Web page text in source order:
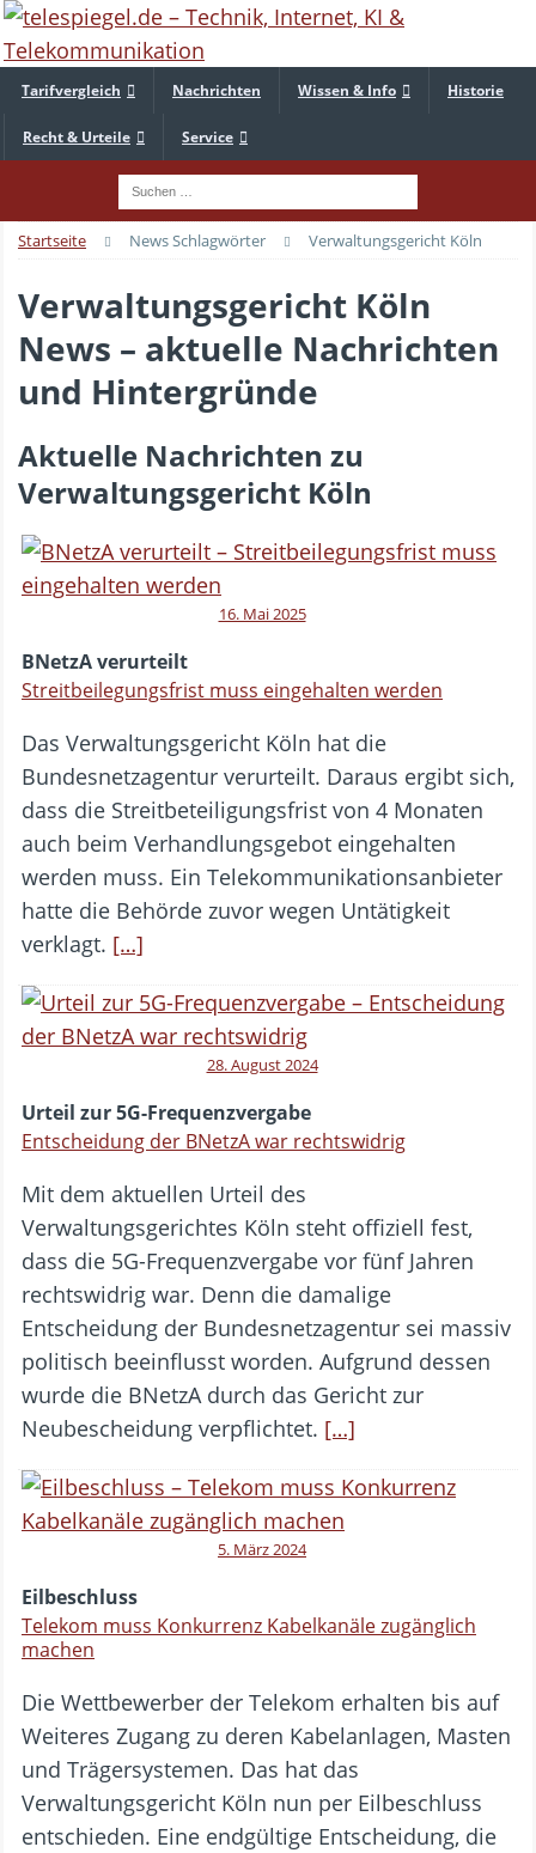
Tarifvergleich Nachrichten Wissen & Info Historie
Recht & Urteile Service
Startseite News Schlagwörter Verwaltungsgericht Köln
Verwaltungsgericht Köln
News – aktuelle Nachrichten
und Hintergründe
Aktuelle Nachrichten zu
Verwaltungsgericht Köln
16. Mai 2025
BNetzA verurteilt
Streitbeilegungsfrist muss eingehalten werden
Das Verwaltungsgericht Köln hat die
Bundesnetzagentur verurteilt. Daraus ergibt sich,
dass die Streitbeteiligungsfrist von 4 Monaten
auch beim Verhandlungsgebot eingehalten
werden muss. Ein Telekommunikationsanbieter
hatte die Behörde zuvor wegen Untätigkeit
verklagt. […]
28. August 2024
Urteil zur 5G-Frequenzvergabe
Entscheidung der BNetzA war rechtswidrig
Mit dem aktuellen Urteil des
Verwaltungsgerichtes Köln steht offiziell fest,
dass die 5G-Frequenzvergabe vor fünf Jahren
rechtswidrig war. Denn die damalige
Entscheidung der Bundesnetzagentur sei massiv
politisch beeinflusst worden. Aufgrund dessen
wurde die BNetzA durch das Gericht zur
Neubescheidung verpflichtet. […]
5. März 2024
Eilbeschluss
Telekom muss Konkurrenz Kabelkanäle zugänglich
machen
Die Wettbewerber der Telekom erhalten bis auf
Weiteres Zugang zu deren Kabelanlagen, Masten
und Trägersystemen. Das hat das
Verwaltungsgericht Köln nun per Eilbeschluss
entschieden. Eine endgültige Entscheidung, die